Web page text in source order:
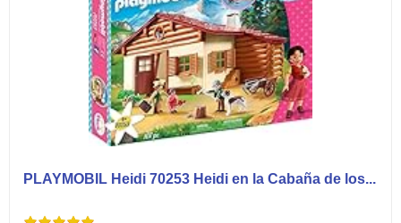
PLAYMOBIL Heidi 70253 Heidi en la Cabaña de los...